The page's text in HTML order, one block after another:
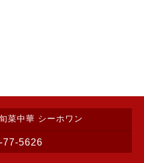
菜中華 シーホワン
77-5626